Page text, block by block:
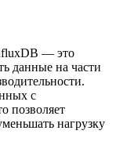
— это
данные на части
с
позволяет
нагрузку